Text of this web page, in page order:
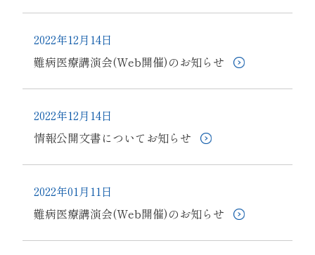
2022年12月14日
難病医療講演会(Web開催)のお知らせ
2022年12月14日
情報公開文書についてお知らせ
2022年01月11日
難病医療講演会(Web開催)のお知らせ